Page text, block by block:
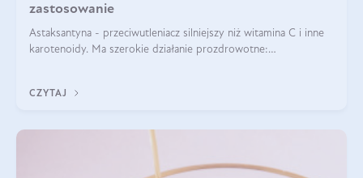
zastosowanie
Astaksantyna - przeciwutleniacz silniejszy niż witamina C i inne
karotenoidy. Ma szerokie działanie prozdrowotne:
CZYTAJ